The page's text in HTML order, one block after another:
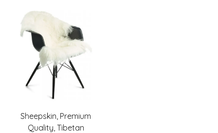
Sheepskin, Premium
Quality, Tibetan